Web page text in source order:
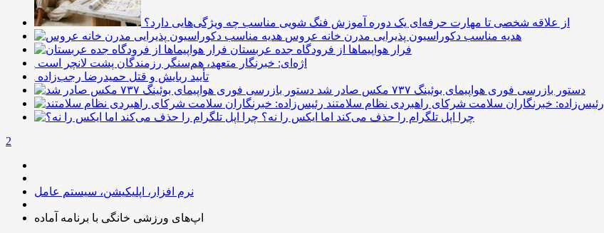
از علاقه شخصی تا مهارت حرفه‌ای یک دوره آموزش فنگ شویی مناسب چه ویژگی‌هایی دارد؟
هدیه مناسب دکوراسیون پذیرایی مدرن خانه عروس
فرار هواپیماها از فرودگاه جده عربستان
اژه‌ای: خبرنگار متعهد، هم‌سنگر رزمندگان پشت لانچر است
تأیید ربایش و قتل حمیدرضا رجب‌زاده
دستور بازرسی فوری هواپیمای بوئینگ ۷۳۷ مکس صادر شد
رئیس‌زاده: خبرنگاران سلامت شرکای راهبردی نظام سلامتند
چرا اپل تلگرام را حذف می‌کند اما ایکس را نه؟
2
نرم افزار، اپلیکیشن، سیستم عامل
اپ‌های ورزشی خانگی با برنامه آماده